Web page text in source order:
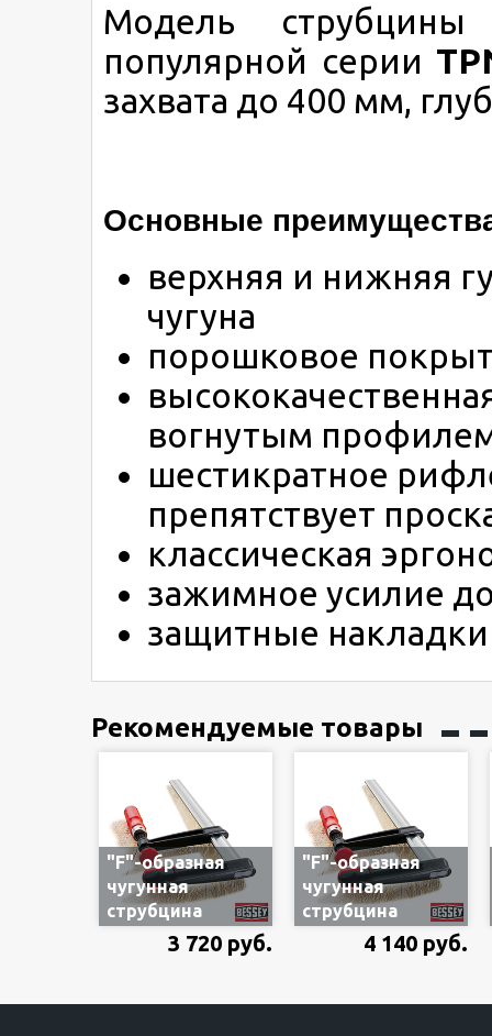
Модель
популярной серии
захвата до 400 мм,
Основные
верхняя и нижняя
чугуна
порошковое
вогнутым
шестикратное
препятствует
классическая
зажимное усилие
защитные
Рекомендуемые товары
"F"-образная
чугунная
струбцина
деревянной
3 720 руб.
"F"-образная
чугунная
струбцина
деревянной
4 140 руб.